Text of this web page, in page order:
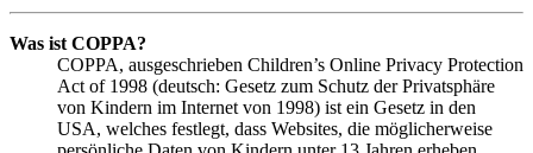
Was ist COPPA?
COPPA, ausgeschrieben Children’s Online Privacy Protection
Act of 1998 (deutsch: Gesetz zum Schutz der Privatsphäre
von Kindern im Internet von 1998) ist ein Gesetz in den
USA, welches festlegt, dass Websites, die möglicherweise